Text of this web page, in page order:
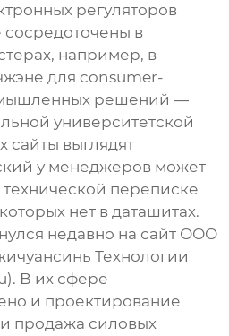
регуляторов
в
например, в
для consumer-
решений —
университетской
сайты выглядят
у менеджеров может
технической переписке
нет в даташитах.
недавно на сайт ООО
Технологии
). В их сфере
и проектирование
продажа силовых